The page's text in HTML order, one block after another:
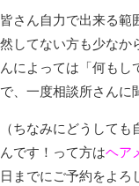
皆さん自力で出来る範
然してない方も少なか
んによっては「何も
で、一度相談所さんに
（ちなみにどうして
んです！って方はヘア
日までにご予約をよろ